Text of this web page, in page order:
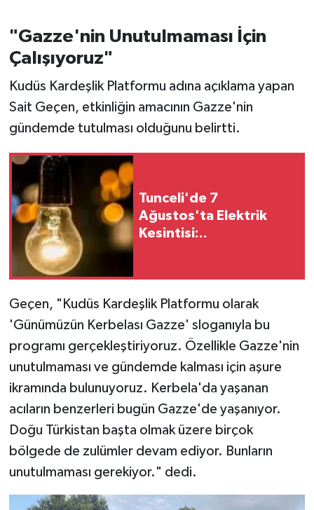
"Gazze'nin Unutulmaması İçin
Çalışıyoruz"
Kudüs Kardeşlik Platformu adına açıklama yapan
Sait Geçen, etkinliğin amacının Gazze'nin
gündemde tutulması olduğunu belirtti.
Tunceli'de 7
Ağustos'ta Elektrik
Kesintisi:..
Geçen, "Kudüs Kardeşlik Platformu olarak
'Günümüzün Kerbelası Gazze' sloganıyla bu
programı gerçekleştiriyoruz. Özellikle Gazze'nin
unutulmaması ve gündemde kalması için aşure
ikramında bulunuyoruz. Kerbela'da yaşanan
acıların benzerleri bugün Gazze'de yaşanıyor.
Doğu Türkistan başta olmak üzere birçok
bölgede de zulümler devam ediyor. Bunların
unutulmaması gerekiyor." dedi.